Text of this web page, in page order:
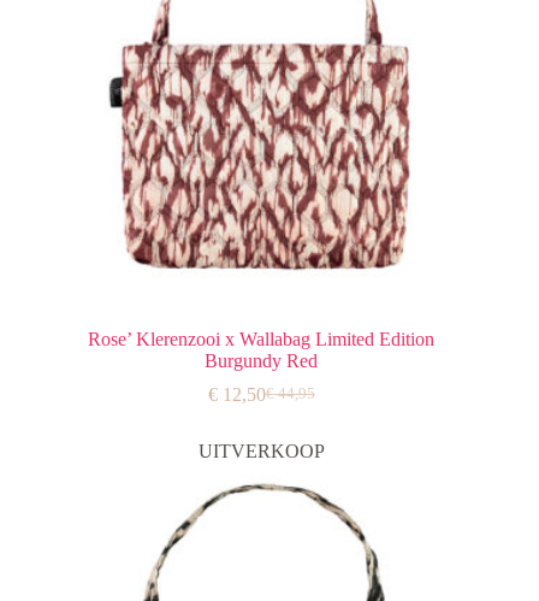
Rose’ Klerenzooi x Wallabag Limited Edition
Burgundy Red
€44,95
Oorspronkelijke
was:
€12,50Huidige
is:
UITVERKOOP